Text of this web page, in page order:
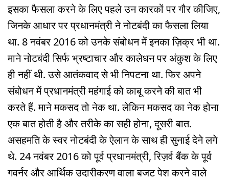
इसका फैसला करने के लिए पहले उन कारकों पर गौर कीजिए,
जिनके आधार पर प्रधानमंत्री ने नोटबंदी का फैसला लिया
था. 8 नवंबर 2016 को उनके संबोधन में इनका ज़िक्र भी था.
माने नोटबंदी सिर्फ भ्रष्टाचार और कालेधन पर अंकुश के लिए
ही नहीं थी. उसे आतंकवाद से भी निपटना था. फिर अपने
संबोधन में प्रधानमंत्री महंगाई को काबू करने की बात भी
करते हैं. माने मकसद तो नेक था. लेकिन मकसद का नेक होना
एक बात होती है और तरीके का सही होना, दूसरी बात.
असहमति के स्वर नोटबंदी के ऐलान के साथ ही सुनाई देने लगे
थे. 24 नवंबर 2016 को पूर्व प्रधानमंत्री, रिज़र्व बैंक के पूर्व
गवर्नर और आर्थिक उदारीकरण वाला बजट पेश करने वाले